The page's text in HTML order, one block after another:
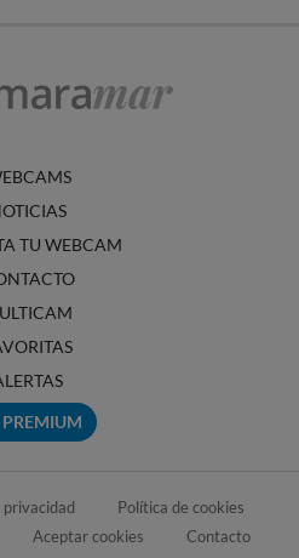
TU WEBCAM
PREMIUM
Política de cookies
Aceptar cookies Contacto